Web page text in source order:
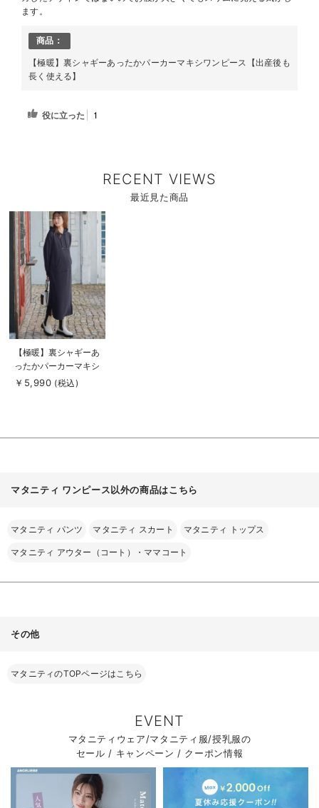
ます。
商品：
【極暖】裏シャギーあったかパーカーマキシワンピース【出産後も
長く使える】
役に立った 1
RECENT VIEWS
最近見た商品
商
品
詳
を
見
る
商
品
詳
を
【極暖】裏シャギーあ
ったかパーカーマキシ
ワンピース【出産後も
￥5,990 (税込)
マタニティ ワンピース以外の商品はこちら
マタニティ パンツ マタニティ スカート マタニティ トップス
マタニティ アウター（コート）・ママコート
その他
マタニティのTOPページはこちら
EVENT
マタニティウェア/マタニティ服/授乳服の
セール / キャンペーン / クーポン情報